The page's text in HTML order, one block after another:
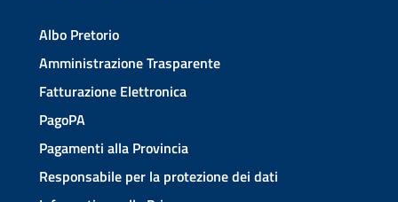
Albo Pretorio
Amministrazione Trasparente
Fatturazione Elettronica
PagoPA
Pagamenti alla Provincia
Responsabile per la protezione dei dati